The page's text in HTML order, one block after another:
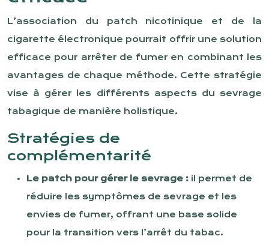
L’association du patch nicotinique et de la
cigarette électronique pourrait offrir une solution
efficace pour arrêter de fumer en combinant les
avantages de chaque méthode. Cette stratégie
vise à gérer les différents aspects du sevrage
tabagique de manière holistique.
Stratégies de
complémentarité
Le patch pour gérer le sevrage : il permet de
réduire les symptômes de sevrage et les
envies de fumer, offrant une base solide
pour la transition vers l’arrêt du tabac.